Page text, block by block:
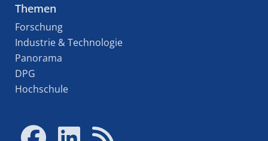
Themen
Forschung
Industrie & Technologie
Panorama
DPG
Hochschule